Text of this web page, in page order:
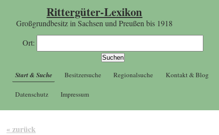
Rittergüter-Lexikon
Großgrundbesitz in Sachsen und Preußen bis 1918
Ort:
Start & Suche Besitzersuche Regionalsuche Kontakt & Blog
Datenschutz Impressum
« zurück